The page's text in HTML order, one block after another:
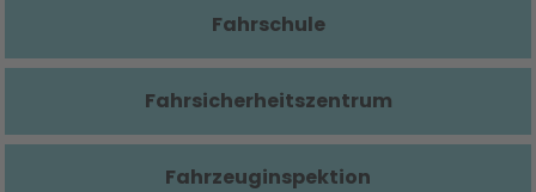
Fahrschule
Fahrsicherheitszentrum
Fahrzeuginspektion